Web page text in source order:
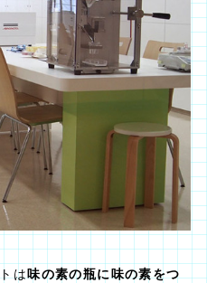
は味の素の瓶に味の素をつ